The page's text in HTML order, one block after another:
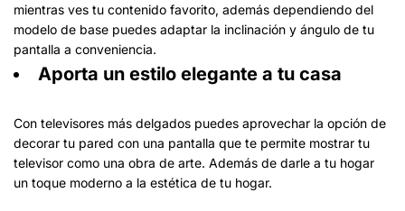
mientras ves tu contenido favorito, además dependiendo del
modelo de base puedes adaptar la inclinación y ángulo de tu
pantalla a conveniencia.
Aporta un estilo elegante a tu casa
Con televisores más delgados puedes aprovechar la opción de
decorar tu pared con una pantalla que te permite mostrar tu
televisor como una obra de arte. Además de darle a tu hogar
un toque moderno a la estética de tu hogar.